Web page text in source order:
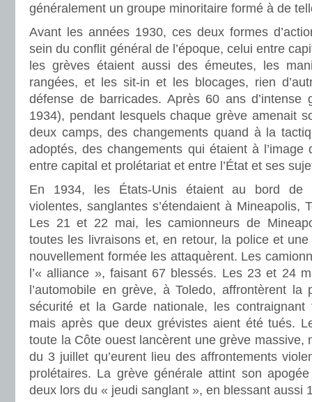
généralement un groupe minoritaire formé à de
Avant les années 1930, ces deux formes
sein du conflit général de l’époque, celui entre
les grèves étaient aussi des émeutes, les
rangées, et les sit-in et les blocages, rien
défense de barricades. Après 60 ans d’intense
1934), pendant lesquels chaque grève amenait
deux camps, des changements quand à la
adoptés, des changements qui étaient à l’image
entre capital et prolétariat et entre l’État et ses
En 1934, les États-Unis étaient au bord de
violentes, sanglantes s’étendaient à Mineapolis,
Les 21 et 22 mai, les camionneurs de
toutes les livraisons et, en retour, la police et
nouvellement formée les attaquèrent. Les
l’« alliance », faisant 67 blessés. Les 23 et 24
l’automobile en grève, à Toledo, affrontèrent
sécurité et la Garde nationale, les
mais après que deux grévistes aient été tués.
toute la Côte ouest lancèrent une grève massive,
du 3 juillet qu’eurent lieu des affrontements
prolétaires. La grève générale attint son
deux lors du « jeudi sanglant », en blessant aussi